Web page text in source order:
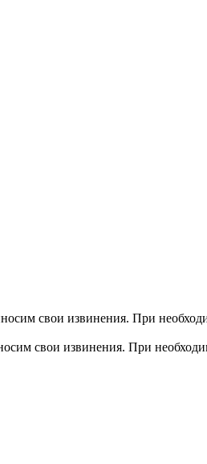
свои извинения. При
свои извинения. При